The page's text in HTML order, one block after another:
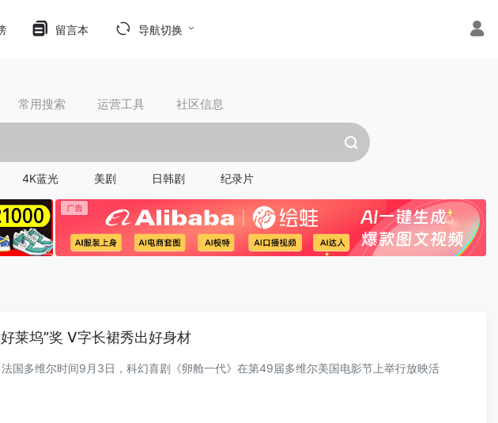
留言本 导航切换
常用搜索 运营工具 社区信息
4K蓝光 美剧 日韩剧 纪录片
好莱坞”奖 V字长裙秀出好身材
国多维尔时间9月3日，科幻喜剧《卵舱一代》在第49届多维尔美国电影节上举行放映活